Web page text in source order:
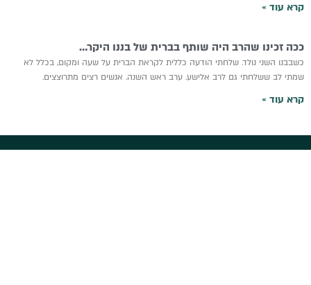
קרא עוד »
ככה זכינו שהרב היה שותף בברית של בננו היקר…
כשבבנו השני נולד. שלחתי הודעה כללית לקראת הברית על שעה ומקום, בכלל לא
שמתי לב ששלחתי גם לרב אלישע. ערב ראש השנה. אנשים רצים מתרוצצים.
קרא עוד »